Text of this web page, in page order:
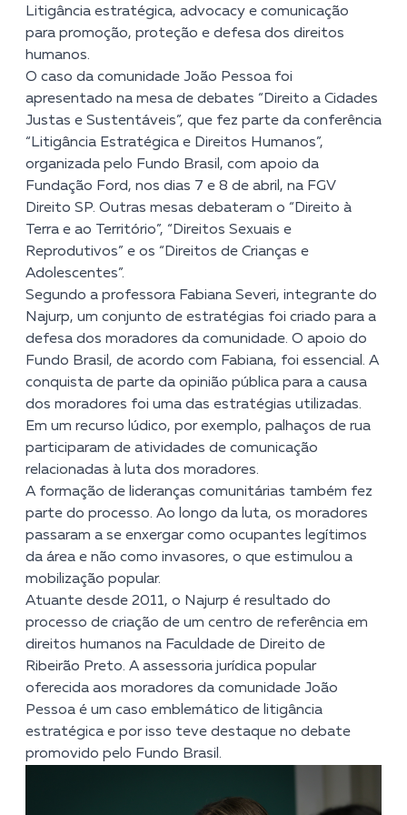
Litigância estratégica, advocacy e comunicação
para promoção, proteção e defesa dos direitos
humanos.
O caso da comunidade João Pessoa foi
apresentado na mesa de debates “Direito a Cidades
Justas e Sustentáveis”, que fez parte da conferência
“Litigância Estratégica e Direitos Humanos”,
organizada pelo Fundo Brasil, com apoio da
Fundação Ford, nos dias 7 e 8 de abril, na FGV
Direito SP. Outras mesas debateram o “Direito à
Terra e ao Território”, “Direitos Sexuais e
Reprodutivos” e os “Direitos de Crianças e
Adolescentes”.
Segundo a professora Fabiana Severi, integrante do
Najurp, um conjunto de estratégias foi criado para a
defesa dos moradores da comunidade. O apoio do
Fundo Brasil, de acordo com Fabiana, foi essencial. A
conquista de parte da opinião pública para a causa
dos moradores foi uma das estratégias utilizadas.
Em um recurso lúdico, por exemplo, palhaços de rua
participaram de atividades de comunicação
relacionadas à luta dos moradores.
A formação de lideranças comunitárias também fez
parte do processo. Ao longo da luta, os moradores
passaram a se enxergar como ocupantes legítimos
da área e não como invasores, o que estimulou a
mobilização popular.
Atuante desde 2011, o Najurp é resultado do
processo de criação de um centro de referência em
direitos humanos na Faculdade de Direito de
Ribeirão Preto. A assessoria jurídica popular
oferecida aos moradores da comunidade João
Pessoa é um caso emblemático de litigância
estratégica e por isso teve destaque no debate
promovido pelo Fundo Brasil.